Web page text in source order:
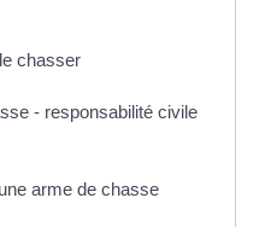
chasser
- responsabilité civile
arme de chasse